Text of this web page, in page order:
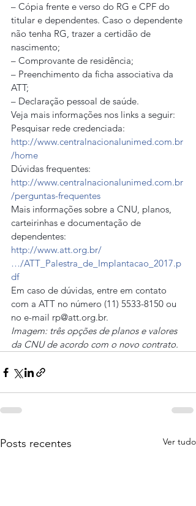
– Cópia frente e verso do RG e CPF do
titular e dependentes. Caso o dependente
não tenha RG, trazer a certidão de
nascimento;
– Comprovante de residência;
– Preenchimento da ficha associativa da
ATT;
– Declaração pessoal de saúde.
Veja mais informações nos links a seguir:
Pesquisar rede credenciada:
http://www.centralnacionalunimed.com.br
/home
Dúvidas frequentes:
http://www.centralnacionalunimed.com.br
/perguntas-frequentes
Mais informações sobre a CNU, planos,
carteirinhas e documentação de
dependentes:
http://www.att.org.br/
…/ATT_Palestra_de_Implantacao_2017.p
df
Em caso de dúvidas, entre em contato
com a ATT no número (11) 5533-8150 ou
no e-mail rp@att.org.br.
Imagem: três opções de planos e valores
da CNU de acordo com o novo contrato.
Posts recentes Ver tudo